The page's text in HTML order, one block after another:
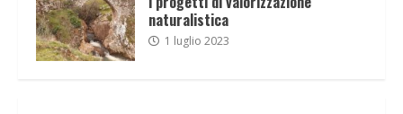
naturalistica
1 luglio 2023